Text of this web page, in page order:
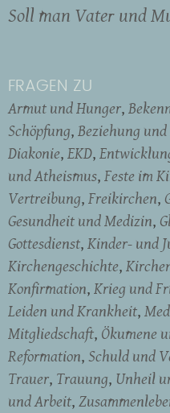
Soll man Vater und
FRAGEN ZU
Armut und Hunger
Schöpfung Beziehung
Diakonie EKD
und Atheismus Feste im
Vertreibung Freikirchen
Gesundheit und Medizin
Gottesdienst Kinder- und
Kirchengeschichte
Konfirmation Krieg und
Leiden und Krankheit
Mitgliedschaft Ökumene
Reformation Schuld und
Trauer Trauung Unheil
und Arbeit